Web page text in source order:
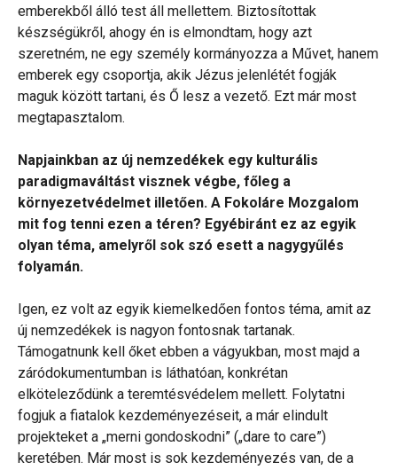
emberekből álló test áll mellettem. Biztosítottak
készségükről, ahogy én is elmondtam, hogy azt
szeretném, ne egy személy kormányozza a Művet, hanem
emberek egy csoportja, akik Jézus jelenlétét fogják
maguk között tartani, és Ő lesz a vezető. Ezt már most
megtapasztalom.
Napjainkban az új nemzedékek egy kulturális
paradigmaváltást visznek végbe, főleg a
környezetvédelmet illetően. A Fokoláre Mozgalom
mit fog tenni ezen a téren? Egyébiránt ez az egyik
olyan téma, amelyről sok szó esett a nagygyűlés
folyamán.
Igen, ez volt az egyik kiemelkedően fontos téma, amit az
új nemzedékek is nagyon fontosnak tartanak.
Támogatnunk kell őket ebben a vágyukban, most majd a
záródokumentumban is láthatóan, konkrétan
elköteleződünk a teremtésvédelem mellett. Folytatni
fogjuk a fiatalok kezdeményezéseit, a már elindult
projekteket a „merni gondoskodni” („dare to care”)
keretében. Már most is sok kezdeményezés van, de a